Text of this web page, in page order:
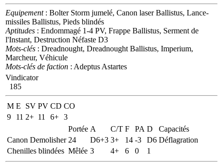
Equipement: Bolter Storm jumelé, Canon laser Ballistus, Lance-
missiles Ballistus, Pieds blindés
Aptitudes : Endommagé 1-4 PV, Frappe Ballistus, Serment de
l'Instant, Destruction Néfaste D3
Mots-clés : Dreadnought, Dreadnought Ballistus, Imperium,
Marcheur, Véhicule
Mots-clés de faction : Adeptus Astartes
Vindicator
185
M E SV PV CD CO
9
11 2+ 11 6+ 3
Portée A C/T F PA D
Capacités
Canon Demolisher 24 D6+3 3+ 14 -3 D6 Déflagration
Chenilles blindées Mêlée 3 4+ 6 0 1